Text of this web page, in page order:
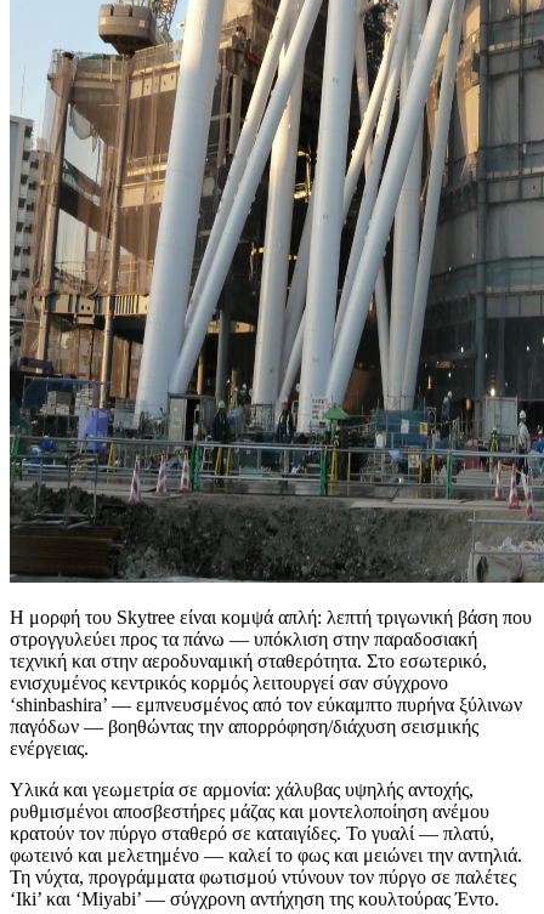
Η μορφή του Skytree είναι κομψά απλή: λεπτή τριγωνική βάση που
στρογγυλεύει προς τα πάνω — υπόκλιση στην παραδοσιακή
τεχνική και στην αεροδυναμική σταθερότητα. Στο εσωτερικό,
ενισχυμένος κεντρικός κορμός λειτουργεί σαν σύγχρονο
‘shinbashira’ — εμπνευσμένος από τον εύκαμπτο πυρήνα ξύλινων
παγόδων — βοηθώντας την απορρόφηση/διάχυση σεισμικής
ενέργειας.
Υλικά και γεωμετρία σε αρμονία: χάλυβας υψηλής αντοχής,
ρυθμισμένοι αποσβεστήρες μάζας και μοντελοποίηση ανέμου
κρατούν τον πύργο σταθερό σε καταιγίδες. Το γυαλί — πλατύ,
φωτεινό και μελετημένο — καλεί το φως και μειώνει την αντηλιά.
Τη νύχτα, προγράμματα φωτισμού ντύνουν τον πύργο σε παλέτες
‘Iki’ και ‘Miyabi’ — σύγχρονη αντήχηση της κουλτούρας Έντο.